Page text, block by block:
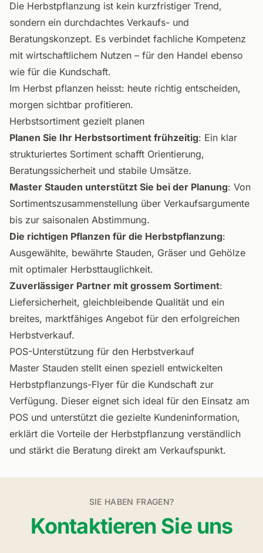
Die Herbstpflanzung ist kein kurzfristiger Trend,
sondern ein durchdachtes Verkaufs- und
Beratungskonzept. Es verbindet fachliche Kompetenz
mit wirtschaftlichem Nutzen – für den Handel ebenso
wie für die Kundschaft.
Im Herbst pflanzen heisst: heute richtig entscheiden,
morgen sichtbar profitieren.
Herbstsortiment gezielt planen
Planen Sie Ihr Herbstsortiment frühzeitig: Ein klar
strukturiertes Sortiment schafft Orientierung,
Beratungssicherheit und stabile Umsätze.
Master Stauden unterstützt Sie bei der Planung: Von
Sortimentszusammenstellung über Verkaufsargumente
bis zur saisonalen Abstimmung.
Die richtigen Pflanzen für die Herbstpflanzung:
Ausgewählte, bewährte Stauden, Gräser und Gehölze
mit optimaler Herbsttauglichkeit.
Zuverlässiger Partner mit grossem Sortiment:
Liefersicherheit, gleichbleibende Qualität und ein
breites, marktfähiges Angebot für den erfolgreichen
Herbstverkauf.
POS-Unterstützung für den Herbstverkauf
Master Stauden stellt einen speziell entwickelten
Herbstpflanzungs-Flyer für die Kundschaft zur
Verfügung. Dieser eignet sich ideal für den Einsatz am
POS und unterstützt die gezielte Kundeninformation,
erklärt die Vorteile der Herbstpflanzung verständlich
und stärkt die Beratung direkt am Verkaufspunkt.
SIE HABEN FRAGEN?
Kontaktieren Sie uns